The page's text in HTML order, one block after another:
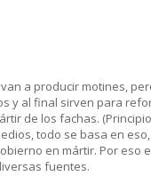
a producir motines,
y al final sirven para
de los fachas. (Principio
todo se basa en
en mártir. Por eso
fuentes.